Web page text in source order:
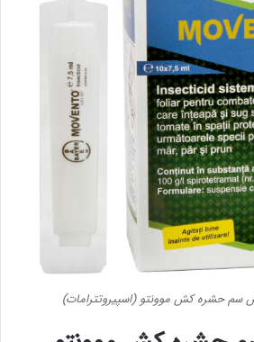
حشره کش موونتو (اسپیروتترامات)